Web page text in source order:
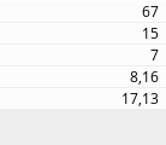
67
15
7
8,16
17,13